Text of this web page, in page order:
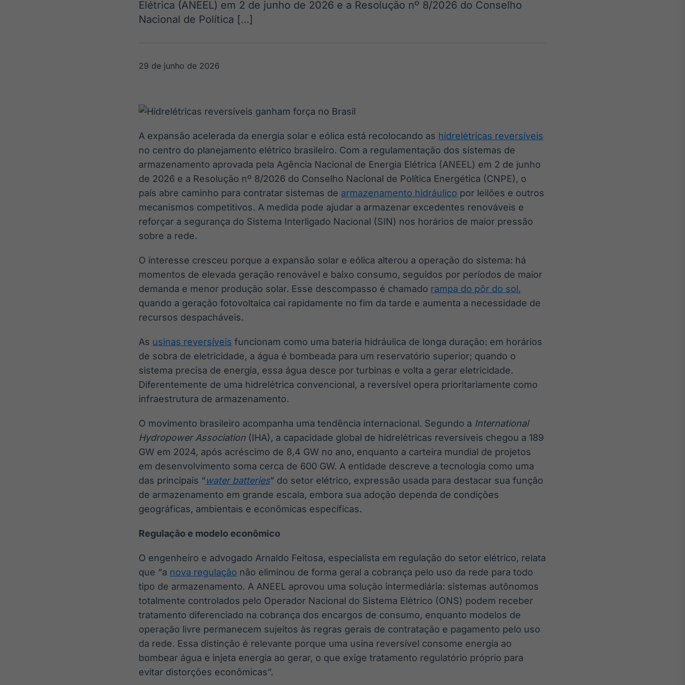
OTC
Plataforma para
Datafeed
APIs para
Ticker
Cotações e
headlines de
Widgets
Wallboard
Curadoria
inteligente de
notícias e
plataforma para
analisar fundos
no Brasil
Elétrica (ANEEL) em 2 de junho de 2026 e a Resolução nº 8/2026 do Conselho
Nacional de Política […]
29 de junho de 2026
A expansão acelerada da energia solar e eólica está recolocando as hidrelétricas reversíveis
no centro do planejamento elétrico brasileiro. Com a regulamentação dos sistemas de
armazenamento aprovada pela Agência Nacional de Energia Elétrica (ANEEL) em 2 de junho
de 2026 e a Resolução nº 8/2026 do Conselho Nacional de Política Energética (CNPE), o
país abre caminho para contratar sistemas de armazenamento hidráulico por leilões e outros
mecanismos competitivos. A medida pode ajudar a armazenar excedentes renováveis e
reforçar a segurança do Sistema Interligado Nacional (SIN) nos horários de maior pressão
sobre a rede.
O interesse cresceu porque a expansão solar e eólica alterou a operação do sistema: há
momentos de elevada geração renovável e baixo consumo, seguidos por períodos de maior
demanda e menor produção solar. Esse descompasso é chamado rampa do pôr do sol,
quando a geração fotovoltaica cai rapidamente no fim da tarde e aumenta a necessidade de
recursos despacháveis.
As usinas reversíveis funcionam como uma bateria hidráulica de longa duração: em horários
de sobra de eletricidade, a água é bombeada para um reservatório superior; quando o
sistema precisa de energia, essa água desce por turbinas e volta a gerar eletricidade.
Diferentemente de uma hidrelétrica convencional, a reversível opera prioritariamente como
infraestrutura de armazenamento.
O movimento brasileiro acompanha uma tendência internacional. Segundo a International
Hydropower Association (IHA), a capacidade global de hidrelétricas reversíveis chegou a 189
GW em 2024, após acréscimo de 8,4 GW no ano, enquanto a carteira mundial de projetos
em desenvolvimento soma cerca de 600 GW. A entidade descreve a tecnologia como uma
das principais “water batteries” do setor elétrico, expressão usada para destacar sua função
de armazenamento em grande escala, embora sua adoção dependa de condições
geográficas, ambientais e econômicas específicas.
Regulação e modelo econômico
O engenheiro e advogado Arnaldo Feitosa, especialista em regulação do setor elétrico, relata
que “a nova regulação não eliminou de forma geral a cobrança pelo uso da rede para todo
tipo de armazenamento. A ANEEL aprovou uma solução intermediária: sistemas autônomos
totalmente controlados pelo Operador Nacional do Sistema Elétrico (ONS) podem receber
tratamento diferenciado na cobrança dos encargos de consumo, enquanto modelos de
operação livre permanecem sujeitos às regras gerais de contratação e pagamento pelo uso
da rede. Essa distinção é relevante porque uma usina reversível consome energia ao
bombear água e injeta energia ao gerar, o que exige tratamento regulatório próprio para
evitar distorções econômicas”.